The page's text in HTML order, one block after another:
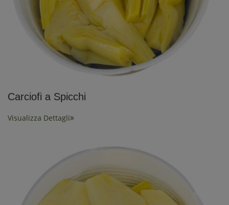
Carciofi a Spicchi
Visualizza Dettagli